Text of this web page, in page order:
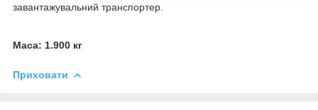
завантажувальний транспортер.
Маса: 1.900 кг
Приховати